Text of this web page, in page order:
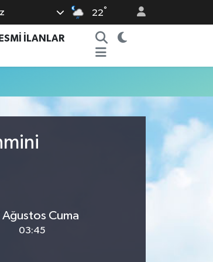
22°
İLANLAR
Ağustos Cuma
03:45